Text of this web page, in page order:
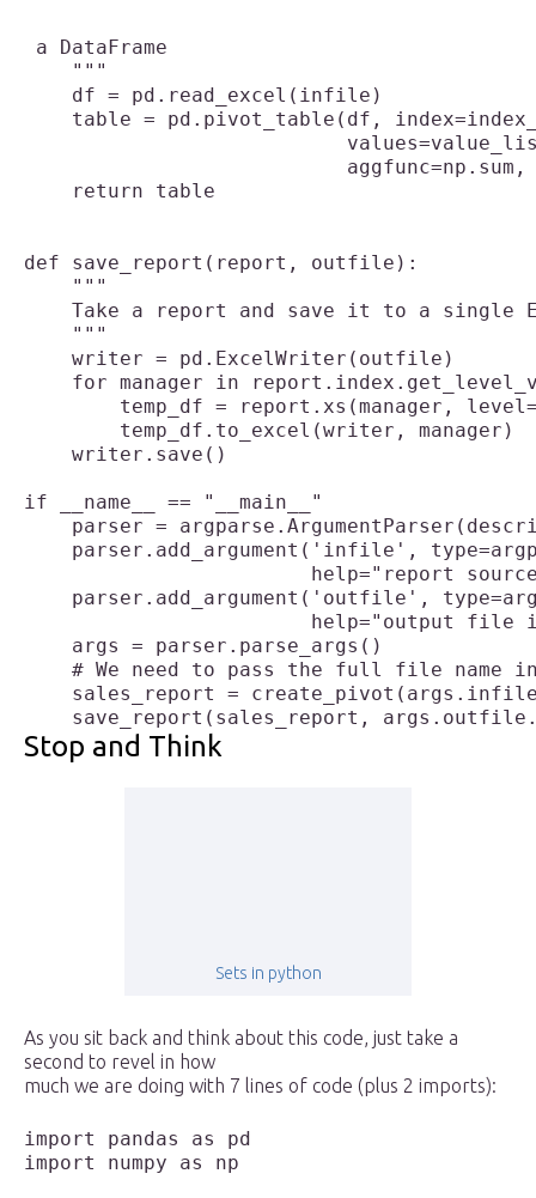
a DataFrame
    """
    df = pd.read_excel(infile)
table = pd.pivot_table(df,
    return table
def save_report(report, outfile):
    """
Take a report and save it to a single
    """
    writer = pd.ExcelWriter(outfile)
for manager in
temp_df = report.xs(manager,
        temp_df.to_excel(writer, manager)
    writer.save()
if __name__ == "__main__"
parser =
parser.add_argument('infile',
help="report
parser.add_argument('outfile',
help="output file
    args = parser.parse_args()
# We need to pass the full file name
sales_report =
Stop and Think
Sets in python
As you sit back and think about this code, just take a
second to revel in how
much we are doing with 7 lines of code (plus 2 imports):
import pandas as pd
import numpy as np